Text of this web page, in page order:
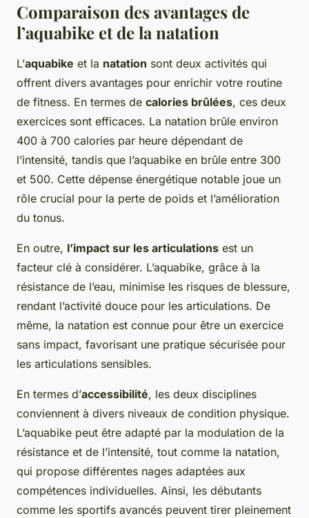
Comparaison des avantages de
l’aquabike et de la natation
L’aquabike et la natation sont deux activités qui
offrent divers avantages pour enrichir votre routine
de fitness. En termes de calories brûlées, ces deux
exercices sont efficaces. La natation brûle environ
400 à 700 calories par heure dépendant de
l’intensité, tandis que l’aquabike en brûle entre 300
et 500. Cette dépense énergétique notable joue un
rôle crucial pour la perte de poids et l’amélioration
du tonus.
En outre, l’impact sur les articulations est un
facteur clé à considérer. L’aquabike, grâce à la
résistance de l’eau, minimise les risques de blessure,
rendant l’activité douce pour les articulations. De
même, la natation est connue pour être un exercice
sans impact, favorisant une pratique sécurisée pour
les articulations sensibles.
En termes d’accessibilité, les deux disciplines
conviennent à divers niveaux de condition physique.
L’aquabike peut être adapté par la modulation de la
résistance et de l’intensité, tout comme la natation,
qui propose différentes nages adaptées aux
compétences individuelles. Ainsi, les débutants
comme les sportifs avancés peuvent tirer pleinement